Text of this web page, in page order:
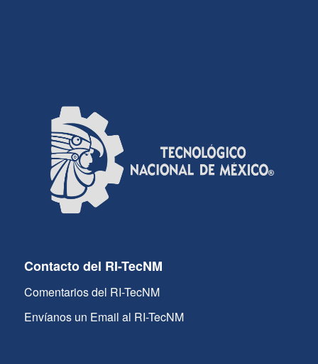
Contacto del RI-TecNM
Comentarios del RI-TecNM
Envíanos un Email al RI-TecNM